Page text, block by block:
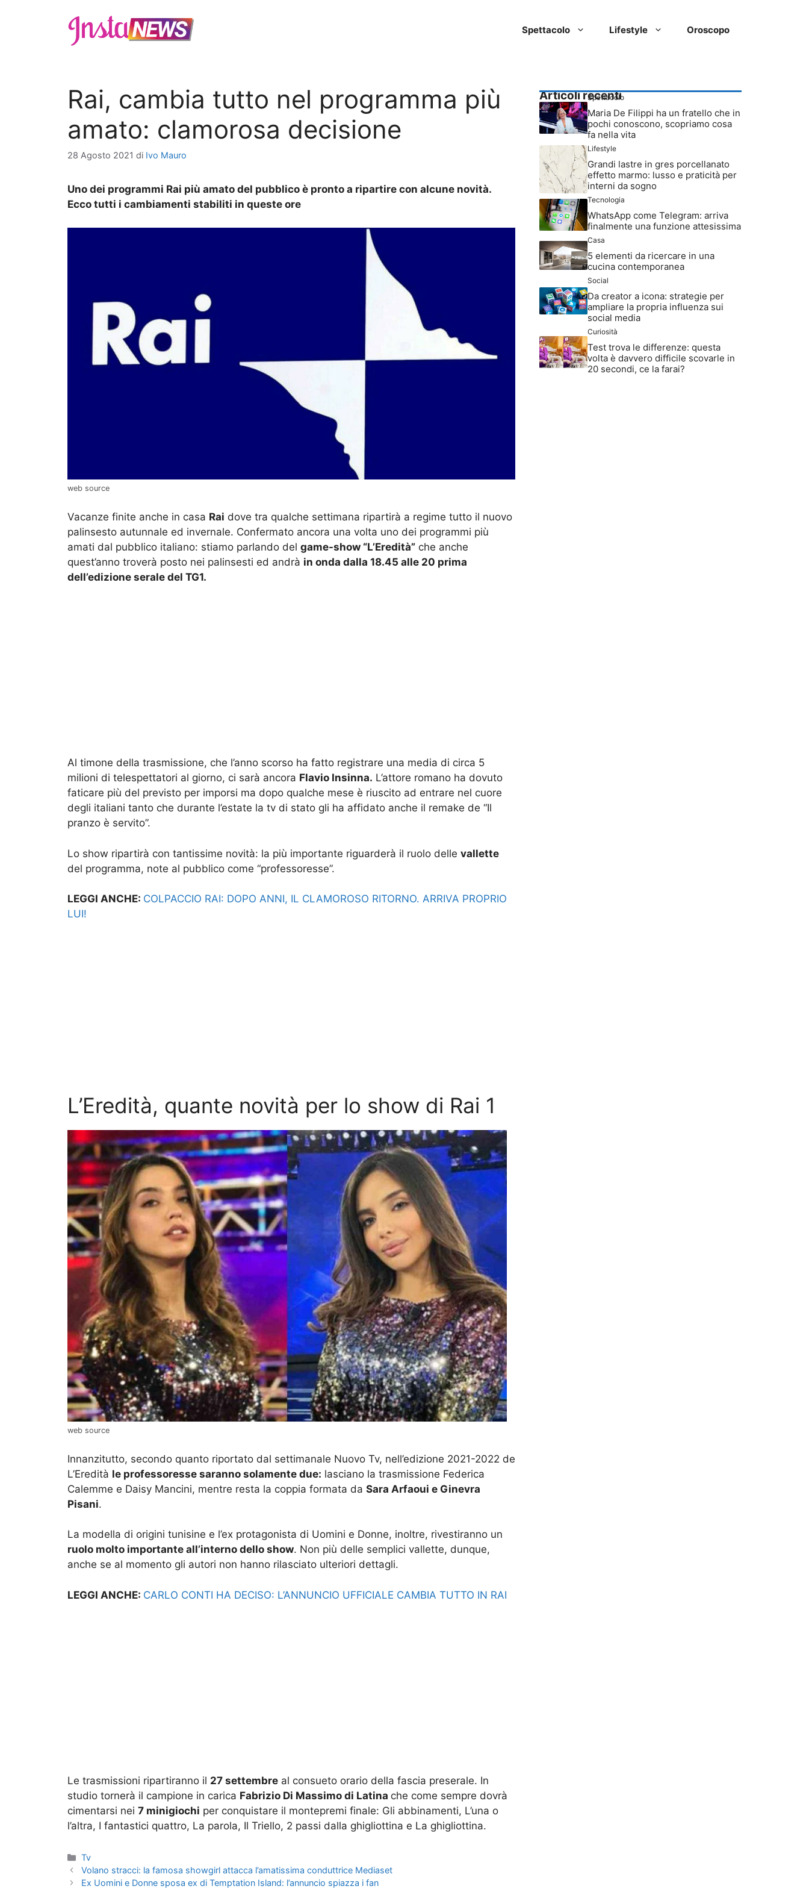
Spettacolo Lifestyle Oroscopo
Rai, cambia tutto nel programma più
amato: clamorosa decisione
28 Agosto 2021 di Ivo Mauro
Uno dei programmi Rai più amato del pubblico è pronto a ripartire con alcune novità.
Ecco tutti i cambiamenti stabiliti in queste ore
web source
Vacanze finite anche in casa Rai dove tra qualche settimana ripartirà a regime tutto il nuovo
palinsesto autunnale ed invernale. Confermato ancora una volta uno dei programmi più
amati dal pubblico italiano: stiamo parlando del game-show “L’Eredità” che anche
quest’anno troverà posto nei palinsesti ed andrà in onda dalla 18.45 alle 20 prima
dell’edizione serale del TG1.
Al timone della trasmissione, che l’anno scorso ha fatto registrare una media di circa 5
milioni di telespettatori al giorno, ci sarà ancora Flavio Insinna. L’attore romano ha dovuto
faticare più del previsto per imporsi ma dopo qualche mese è riuscito ad entrare nel cuore
degli italiani tanto che durante l’estate la tv di stato gli ha affidato anche il remake de “Il
pranzo è servito”.
Lo show ripartirà con tantissime novità: la più importante riguarderà il ruolo delle vallette
del programma, note al pubblico come “professoresse”.
LEGGI ANCHE: COLPACCIO RAI: DOPO ANNI, IL CLAMOROSO RITORNO. ARRIVA PROPRIO
LUI!
L’Eredità, quante novità per lo show di Rai 1
web source
Innanzitutto, secondo quanto riportato dal settimanale Nuovo Tv, nell’edizione 2021-2022 de
L’Eredità le professoresse saranno solamente due: lasciano la trasmissione Federica
Calemme e Daisy Mancini, mentre resta la coppia formata da Sara Arfaoui e Ginevra
Pisani.
La modella di origini tunisine e l’ex protagonista di Uomini e Donne, inoltre, rivestiranno un
ruolo molto importante all’interno dello show. Non più delle semplici vallette, dunque,
anche se al momento gli autori non hanno rilasciato ulteriori dettagli.
LEGGI ANCHE: CARLO CONTI HA DECISO: L’ANNUNCIO UFFICIALE CAMBIA TUTTO IN RAI
Le trasmissioni ripartiranno il 27 settembre al consueto orario della fascia preserale. In
studio tornerà il campione in carica Fabrizio Di Massimo di Latina che come sempre dovrà
cimentarsi nei 7 minigiochi per conquistare il montepremi finale: Gli abbinamenti, L’una o
l’altra, I fantastici quattro, La parola, Il Triello, 2 passi dalla ghigliottina e La ghigliottina.
Categorie
Tv
Volano stracci: la famosa showgirl attacca l’amatissima conduttrice Mediaset
Ex Uomini e Donne sposa ex di Temptation Island: l’annuncio spiazza i fan
Articoli recenti
Spettacolo
Maria De Filippi ha un fratello che in
pochi conoscono, scopriamo cosa
fa nella vita
Lifestyle
Grandi lastre in gres porcellanato
effetto marmo: lusso e praticità per
interni da sogno
Tecnologia
WhatsApp come Telegram: arriva
finalmente una funzione attesissima
Casa
5 elementi da ricercare in una
cucina contemporanea
Social
Da creator a icona: strategie per
ampliare la propria influenza sui
social media
Curiosità
Test trova le differenze: questa
volta è davvero difficile scovarle in
20 secondi, ce la farai?